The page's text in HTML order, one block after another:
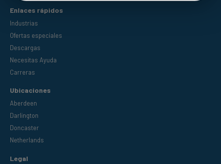
Enlaces rápidos
Industrias
Ofertas especiales
Descargas
Necesitas Ayuda
Carreras
Ubicaciones
Aberdeen
Darlington
Doncaster
Netherlands
Legal